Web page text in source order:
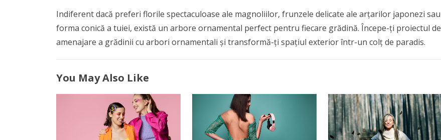
Indiferent dacă preferi florile spectaculoase ale magnoliilor, frunzele delicate ale arțarilor japonezi sau
forma conică a tuiei, există un arbore ornamental perfect pentru fiecare grădină. Începe-ți proiectul de
amenajare a grădinii cu arbori ornamentali și transformă-ți spațiul exterior într-un colț de paradis.
You May Also Like